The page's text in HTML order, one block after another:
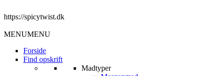
https://spicytwist.dk
MENUMENU
Forside
Find opskrift
Madtyper